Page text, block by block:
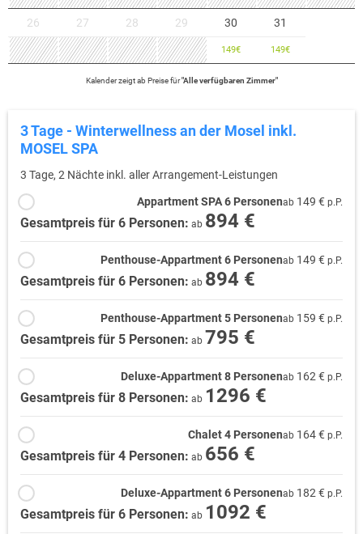
26 27 28 29 30
149€
31
149€
Kalender zeigtab Preise für"Alle verfügbaren Zimmer"
3 Tage - Winterwellness an der Mosel inkl.
MOSEL SPA
3 Tage, 2 Nächte inkl. aller Arrangement-Leistungen
Appartment SPA 6 Personenab 149 € p.P.
Gesamtpreis für 6 Personen: ab 894 €
Penthouse-Appartment 6 Personenab 149 € p.P.
Gesamtpreis für 6 Personen: ab 894 €
Penthouse-Appartment 5 Personenab 159 € p.P.
Gesamtpreis für 5 Personen: ab 795 €
Deluxe-Appartment 8 Personenab 162 € p.P.
Gesamtpreis für 8 Personen: ab 1296 €
Chalet 4 Personenab 164 € p.P.
Gesamtpreis für 4 Personen: ab 656 €
Deluxe-Appartment 6 Personenab 182 € p.P.
Gesamtpreis für 6 Personen: ab 1092 €